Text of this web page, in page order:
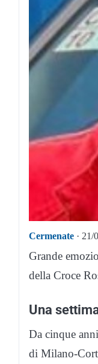
Cermenate · 21/
Grande
della Croce
Una
Da cinque
di Milano-